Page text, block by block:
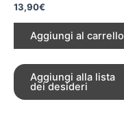
13,90€
Aggiungi al carrello
Aggiungi alla lista
dei desideri